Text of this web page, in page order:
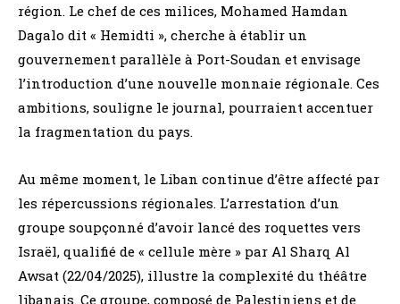
région. Le chef de ces milices, Mohamed Hamdan
Dagalo dit « Hemidti », cherche à établir un
gouvernement parallèle à Port-Soudan et envisage
l’introduction d’une nouvelle monnaie régionale. Ces
ambitions, souligne le journal, pourraient accentuer
la fragmentation du pays.
Au même moment, le Liban continue d’être affecté par
les répercussions régionales. L’arrestation d’un
groupe soupçonné d’avoir lancé des roquettes vers
Israël, qualifié de « cellule mère » par Al Sharq Al
Awsat (22/04/2025), illustre la complexité du théâtre
libanais. Ce groupe, composé de Palestiniens et de